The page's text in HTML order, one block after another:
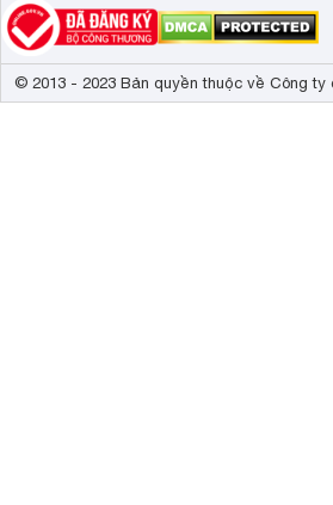
© 2013 - 2023 Bản quyền thuộc về Công ty